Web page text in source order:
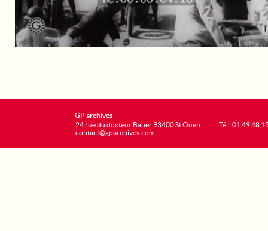
GP archives
24 rue du docteur Bauer 93400 St Ouen
contact@gparchives.com
Tél : 01 49 48